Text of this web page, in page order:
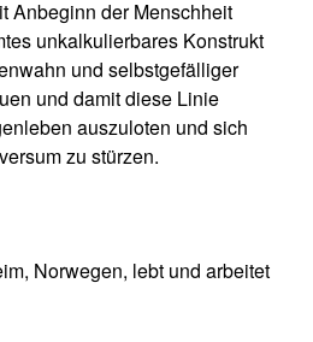
Anbeginn der Menschheit
unkalkulierbares Konstrukt
und selbstgefälliger
und damit diese Linie
auszuloten und sich
zu stürzen.
Norwegen, lebt und arbeitet